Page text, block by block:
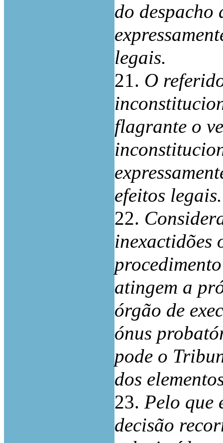
do despacho
legais.
21. O
flagrante o
efeitos legais.
22.
inexactidões
atingem a
órgão de
ónus
pode o
dos
23.Pelo que
decisão